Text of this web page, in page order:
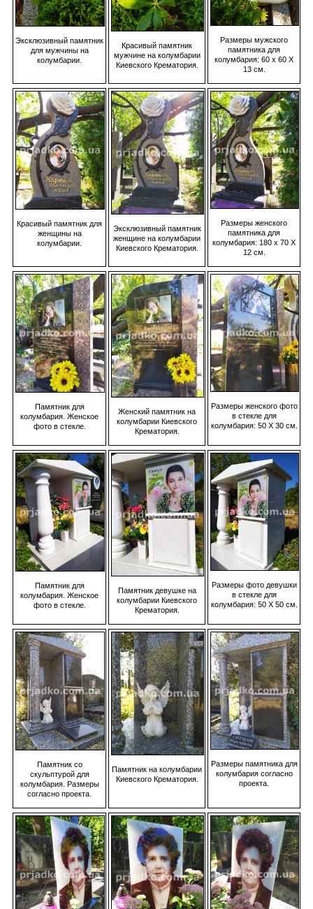
Эксклюзивный памятник
для мужчины на
колумбарии.
Красивый памятник
мужчине на колумбарии
Киевского Крематория.
Размеры мужского
памятника для
колумбария: 60 х 60 Х
13 см.
Красивый памятник для
женщины на
колумбарии.
Эксклюзивный памятник
женщине на колумбарии
Киевского Крематория.
Размеры женского
памятника для
колумбария: 180 х 70 Х
12 см.
Памятник для
колумбария. Женское
фото в стекле.
Женский памятник на
колумбарии Киевского
Крематория.
Размеры женского фото
в стекле для
колумбария: 50 Х 30 см.
Памятник для
колумбария. Женское
фото в стекле.
Памятник девушке на
колумбарии Киевского
Крематория.
Размеры фото девушки
в стекле для
колумбария: 50 Х 50 см.
Памятник со
скульптурой для
колумбария. Размеры
согласно проекта.
Памятник на колумбарии
Киевского Крематория.
Размеры памятника для
колумбария согласно
проекта.